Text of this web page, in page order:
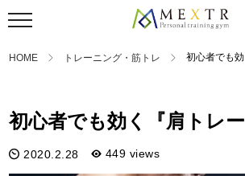
HOME トレーニング・筋トレ 初心者でも
初心者でも効く『肩トレー
2020.2.28 449 views